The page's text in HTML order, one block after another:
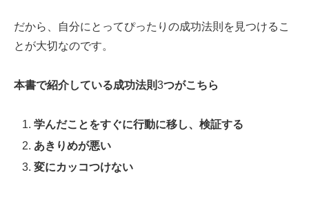
だから、自分にとってぴったりの成功法則を見つけるこ
とが大切なのです。
本書で紹介している成功法則3つがこちら
学んだことをすぐに行動に移し、検証する
あきりめが悪い
変にカッコつけない